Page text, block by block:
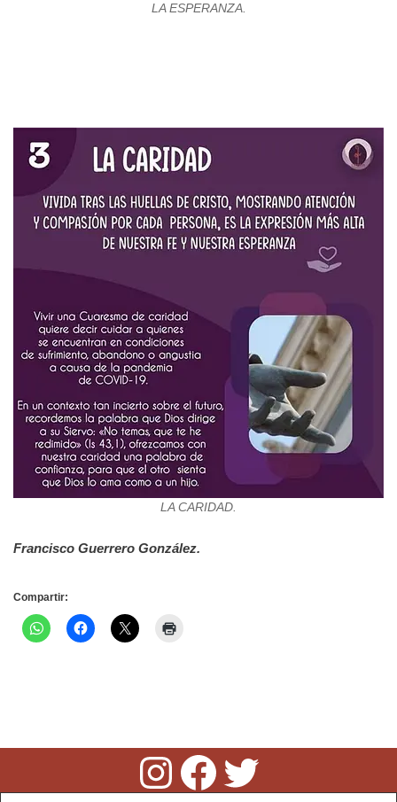
LA ESPERANZA.
LA CARIDAD.
Francisco Guerrero González.
Compartir: